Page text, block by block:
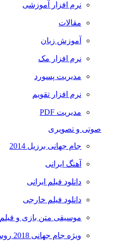
نرم افزار آموزشی
مقالات
آموزش زبان
نرم افزار مک
مدیریت پسورد
نرم افزار تقویم
مدیریت PDF
صوتی و تصویری
جام جهانی برزیل 2014
آهنگ ایرانی
دانلود فیلم ایرانی
دانلود فیلم خارجی
موسیقی متن بازی و فیلم
ویژه جام جهانی 2018 روسیه